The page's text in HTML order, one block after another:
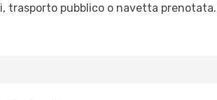
pubblico o navetta